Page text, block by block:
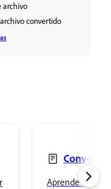
archivo
convertido
Convertir
Aprende a